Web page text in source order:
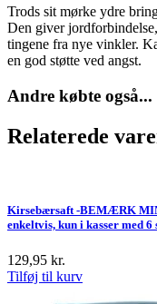
Trods sit mørke ydre
Den giver
tingene fra nye vinkler.
en god støtte ved angst.
Andre købte også...
Relaterede
Kirsebærsaft -BEMÆRK
enkeltvis, kun i kasser med 6
129,95 kr.
Tilføj til kurv